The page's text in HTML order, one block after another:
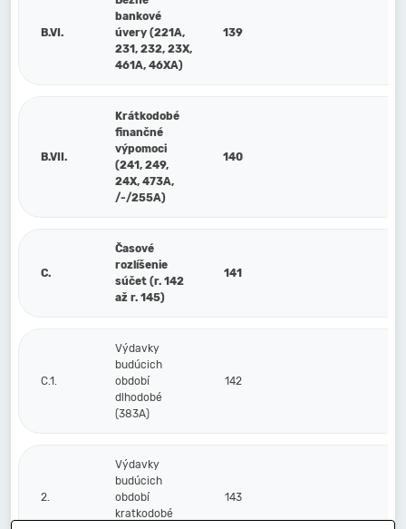
B.VI.
bankové
úvery (221A,
231, 232, 23X,
461A, 46XA)
139
B.VII.
Krátkodobé
finančné
výpomoci
(241, 249,
24X, 473A,
/-/255A)
140
C.
Časové
rozlíšenie
súčet (r. 142
až r. 145)
141
C.1.
Výdavky
budúcich
období
dlhodobé
(383A)
142
2.
Výdavky
budúcich
období
kratkodobé
143